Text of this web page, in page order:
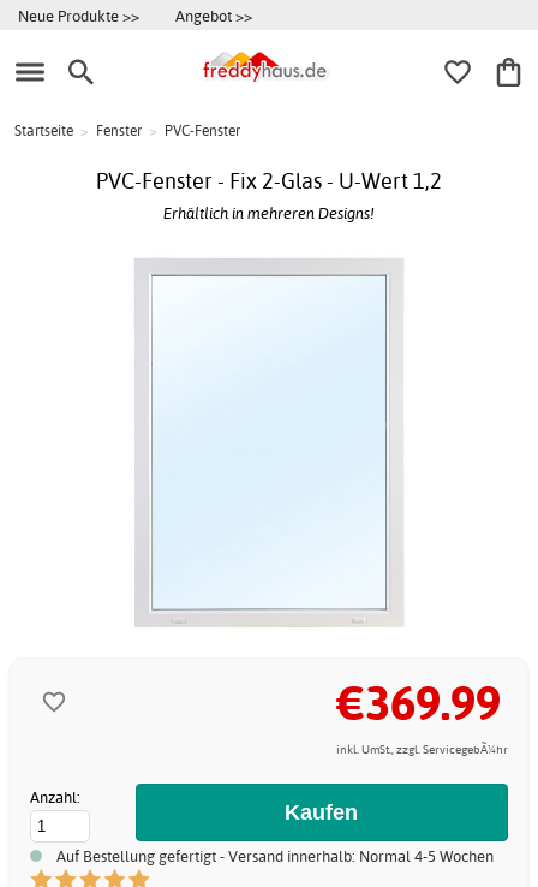
Neue Produkte >> Angebot >>
Startseite > Fenster > PVC-Fenster
PVC-Fenster - Fix 2-Glas - U-Wert 1,2
Erhältlich in mehreren Designs!
€369.99
inkl. UmSt., zzgl. ServicegebÃ¼hr
Anzahl:
Auf Bestellung gefertigt - Versand innerhalb: Normal 4-5 Wochen